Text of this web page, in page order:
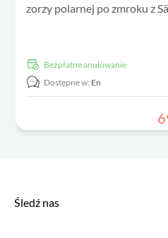
zorzy polarnej po zmroku z
Bezpłatne anulowanie
Dostępne w: En
Śledź nas